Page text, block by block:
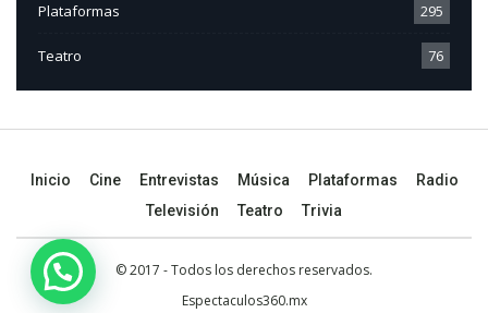
Plataformas 295
Teatro 76
Inicio Cine Entrevistas Música Plataformas
Radio
Televisión
Teatro Trivia
© 2017 - Todos los derechos reservados.
Espectaculos360.mx